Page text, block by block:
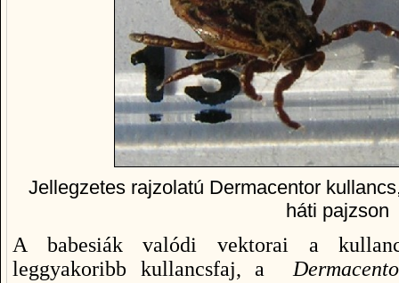
Jellegzetes rajzolatú Dermacentor
háti pajzson
A babesiák valódi vektorai a
leggyakoribb kullancsfaj, a